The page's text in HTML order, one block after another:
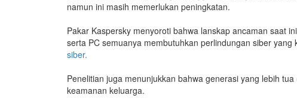
namun ini masih memerlukan peningkatan.
Pakar Kaspersky menyoroti bahwa lanskap ancaman saat
serta PC semuanya membutuhkan perlindungan siber
siber.
Penelitian juga menunjukkan bahwa generasi yang lebih
keamanan keluarga.